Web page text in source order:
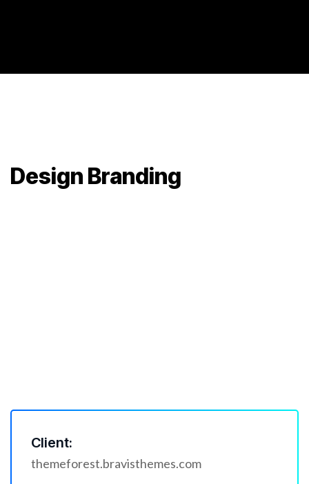
Design Branding
Client:
themeforest.bravisthemes.com